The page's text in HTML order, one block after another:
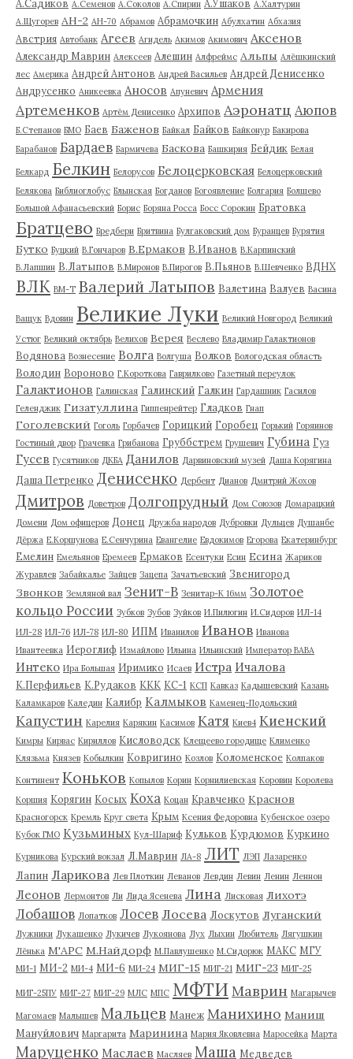
А.Садиков А.Семенов А.Соколов А.Спирин А.Ушаков А.Халтурин
А.Щугорев АН-2 АН-70 Абрамов Абрамочкин Абулхатин Абхазия
Австрия Автобанк Агеев Агидель Акимов Акимович Аксенов
Александр Маврин Алексеев Алешин Алфреймс Альпы Алёшкинский
лес Америка Андрей Антонов Андрей Васильев Андрей Денисенко
Андрусенко Аникеевка Аносов Апуневич Армения
Артеменков Артём Денисенко Архипов Аэронатц Аюпов
Б.Степанов БМО Баев Баженов Байкал Байков Байконур Бакирова
Барабанов Бардаев Бармичева Баскова Башкирия Бейдик Белая
Белкард Белкин Белорусов Белоцерковская Белоцерковский
Белякова Библиоглобус Блынская Богданов Богоявление Болгария Болшево
Большой Афанасьевский Борис Боряна Росса Босс Сорокин Братовка
Братцево Бредбери Бритвина Булгаковский дом Буранцев Бурятия
Бутко Буцкий В.Гончаров В.Ермаков В.Иванов В.Карпинский
В.Лапшин В.Латыпов В.Миронов В.Пирогов В.Пьянов В.Шевченко ВДНХ
ВЛК ВМ-Т Валерий Латыпов Валетина Валуев Васина
Ващук Вдовин Великие Луки Великий Новгород Великий
Устюг Великий октябрь Велихов Верея Веслево Владимир Галактионов
Водянова Вознесение Волга Волгуша Волков Вологодская область
Володин Вороново Г.Короткова Гаврилково Газетный переулок
Галактионов Галинская Галинский Галкин Гардашник Гасилов
Геленджик Гизатуллина Гиппенрейтер Гладков Гнап
Гоголевский Гоголь Горбачев Горицкий Горобец Горький Горяинов
Гостиный двор Грачевка Грибанова Груббстрем Грушевич Губина Гуз
Гусев Гусятников ДКБА Данилов Дарвиновский музей Даша Корягина
Даша Петренко Денисенко Дербент Дианов Дмитрий Жохов
Дмитров Доветров Долгопрудный Дом Союзов Домарацкий
Домени Дом офицеров Донец Дружба народов Дубровки Дульцев Душанбе
Дёржа Е.Коршунова Е.Сенчурина Евангелие Евдокимов Егорова Екатеринбург
Емелин Емельянов Еремеев Ермаков Есентуки Есин Есина Жариков
Журавлев Забайкалье Зайцев Зацепа Зачатьевский Звенигород
Звонков Земляной вал Зенит-В Зенитар-К 16мм Золотое
кольцо России Зубков Зубов Зуйков И.Пилюгин И.Сидоров ИЛ-14
ИЛ-28 ИЛ-76 ИЛ-78 ИЛ-80 ИПМ Иванилов Иванов Иванова
Ивантеевка Иероглиф Измайлово Ильина Ильинский Император ВАВА
Интеко Ира Большая Иримико Исаев Истра Ичалова
К.Перфильев К.Рудаков ККК КС-1 КСП Кавказ Кадышевский Казань
Каламкаров Каледин Калибр Калмыков Каменец-Подольский
Капустин Карелия Карякин Касимов Катя Киев4 Киенский
Кимры Кирвас Кириллов Кисловодск Клещеево городище Клименко
Клязьма Князев Кобылкин Ковригино Козлов Коломенское Колпаков
Континент Коньков Копылов Корин Корнилиевская Коровин Королева
Коршия Корягин Косых Коха Коцан Кравченко Краснов
Красногорск Кремль Круг света Крым Ксения Федоровна Кубенское озеро
Кубок ГМО Кузьминых Кул-Шариф Кульков Курдюмов Куркино
Курникова Курский вокзал Л.Маврин ЛА-8 ЛИТ ЛЭП Лазаренко
Лапин Ларикова Лев Плоткин Леванов Левдин Левин Ленин Леннон
Леонов Лермонтов Ли Лида Ясенева Лина Лисковая Лихотэ
Лобашов Лопатков Лосев Лосева Лоскутов Луганский
Лужники Лукашенко Лукичев Лукоянова Лух Лыхин Любитель Лягушкин
Лёнька М'АРС М.Найдорф М.Павлушенко М.Сидорюк МАКС МГУ
МИ-1 МИ-2 МИ-4 МИ-6 МИ-24 МИГ-15 МИГ-21 МИГ-23 МИГ-25
МИГ-25ПУ МИГ-27 МИГ-29 МЛС МПС МФТИ Маврин Магарычев
Магомаев Малышев Мальцев Манеж Манихино Маниш
Мануйлович Маргарита Маринина Мария Яковлевна Маросейка Марта
Маруценко Маслаев Масляев Маша Медведев